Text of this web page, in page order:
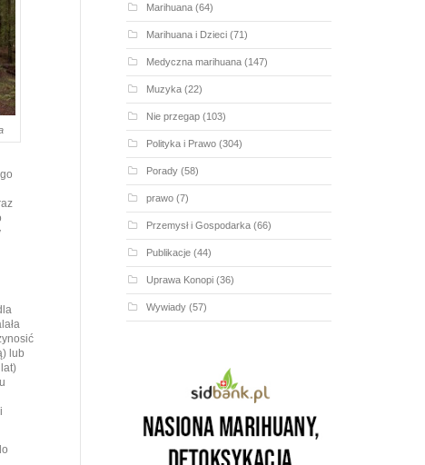
lub
Marihuana(64)
Marihuana i Dzieci(71)
Medyczna marihuana(147)
Muzyka(22)
Nie przegap(103)
Polityka i Prawo(304)
Porady(58)
prawo(7)
Przemysł i Gospodarka(66)
Publikacje(44)
Uprawa Konopi(36)
Wywiady(57)